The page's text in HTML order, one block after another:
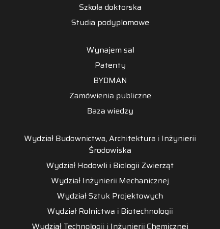
Szkoła doktorska
Studia podyplomowe
Wynajem sal
Patenty
BYDMAN
Zamówienia publiczne
Baza wiedzy
Wydział Budownictwa, Architektura i Inżynierii
Środowiska
Wydział Hodowli i Biologii Zwierząt
Wydział Inżynierii Mechanicznej
Wydział Sztuk Projektowych
Wydział Rolnictwa i Biotechnologii
Wydział Technologii i Inżynierii Chemicznej